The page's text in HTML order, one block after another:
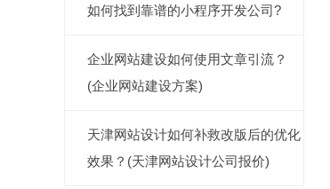
如何找到靠谱的小程序开发公司?
企业网站建设如何使用文章引流？
(企业网站建设方案)
天津网站设计如何补救改版后的优化
效果？(天津网站设计公司报价)